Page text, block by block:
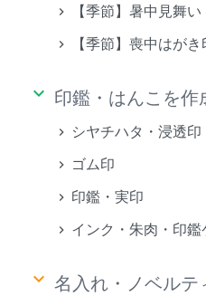
【季節】暑中見舞い
【季節】喪中はがき
keyboard_arrow_down 印鑑・はんこを作
シヤチハタ・浸透印
ゴム印
印鑑・実印
インク・朱肉・印鑑
keyboard_arrow_down 名入れ・ノベルテ